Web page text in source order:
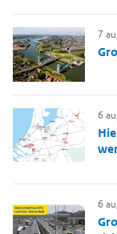
7
6
6